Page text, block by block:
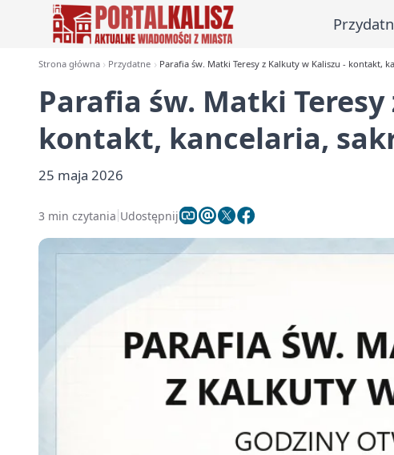
Strona główna Przydatne Parafia św. Matki Teresy z Kalkuty w Kaliszu - kontakt,
Parafia św. Matki
kontakt, kancelaria,
25 maja 2026
3 min czytania Udostępnij